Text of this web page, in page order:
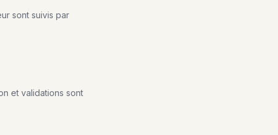
sont suivis par
et validations sont